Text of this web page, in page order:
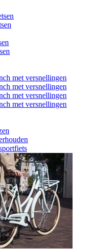
met versnellingen
met versnellingen
met versnellingen
met versnellingen